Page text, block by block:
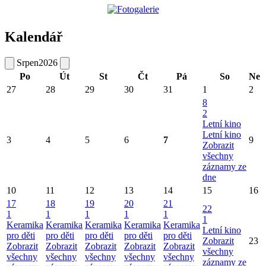
Kalendář
Srpen2026
Po
Út St Čt Pá So
Ne
27
28 29 30 31 1 2
3 4 5 6 7
8
2
Letní kino
Letní kino
Zobrazit
všechny
záznamy ze
dne
9
10 11 12 13 14 15
16
17
1
Keramika
pro děti
Zobrazit
všechny
18
1
Keramika
pro děti
Zobrazit
všechny
19
1
Keramika
pro děti
Zobrazit
všechny
20
1
Keramika
pro děti
Zobrazit
všechny
21
1
Keramika
pro děti
Zobrazit
všechny
22
1
Letní kino
Zobrazit
všechny
záznamy ze
23